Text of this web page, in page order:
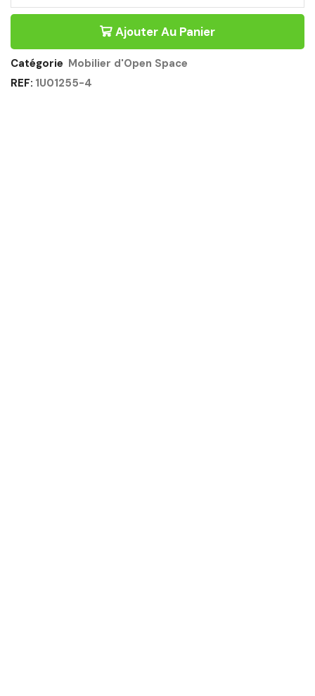
MOBILIER
SPACE
MI-
HAUT
Ajouter Au Panier
Catégorie Mobilier d'Open Space
REF: 1U01255-4